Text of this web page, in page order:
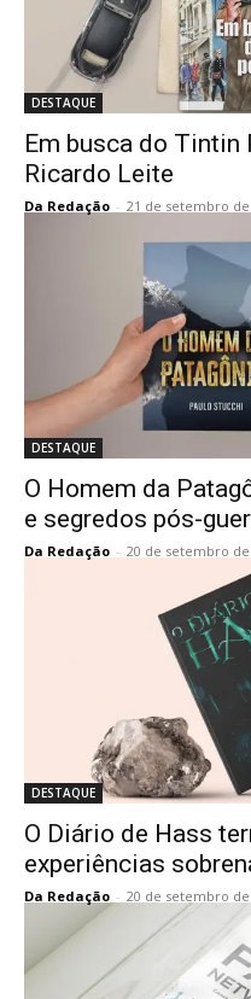
DESTAQUE
Em busca do Tintin
Ricardo Leite
Da Redação - 21 de setembro de
DESTAQUE
O Homem da
e segredos pós-
Da Redação - 20 de setembro de
DESTAQUE
O Diário de Hass
experiências
Da Redação - 20 de setembro de